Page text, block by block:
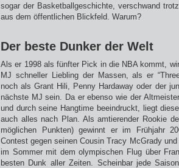
sogar der Basketballgeschichte, verschwand
aus dem öffentlichen Blickfeld. Warum?
Der beste Dunker der Welt
Als er 1998 als fünfter Pick in die NBA kommt,
MJ schneller Liebling der Massen, als er
noch als Grant Hili, Penny Hardaway oder der
nächste MJ sein. Da er ebenso wie der
und durch seine Hangtime beeindruckt, liegt
auch alles nach Plan. Als amtierender Rookie
möglichen Punkten) gewinnt er im Frühjahr
Contest gegen seinen Cousin Tracy McGrady
im Sommer mit dem olympischen Flug über
besten Dunk aller Zeiten. Scheinbar jede